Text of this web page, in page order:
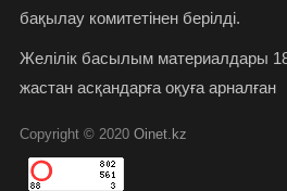
бақылау комитетінен берілді.
Желілік басылым материалдары
жастан асқандарға оқуға арналған
Copyright © 2020 Oinet.kz